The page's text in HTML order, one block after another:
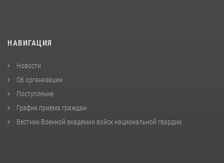
НАВИГАЦИЯ
Новости
Об организации
Поступление
График приема граждан
Вестник Военной академии войск национальной гвардии